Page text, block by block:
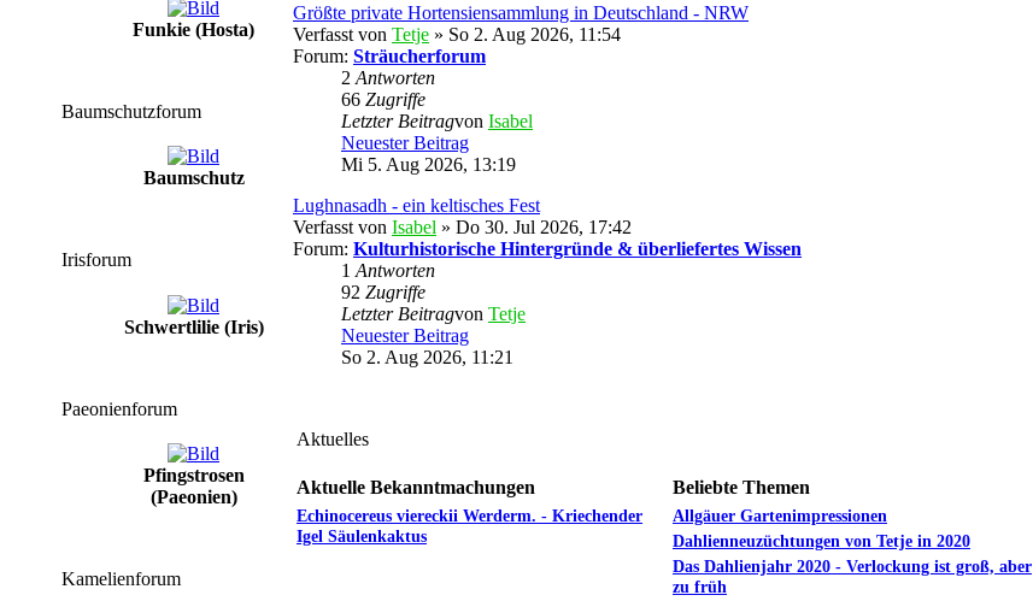
Größte private Hortensiensammlung in Deutschland - NRW
Verfasst von Tetje » So 2. Aug 2026, 11:54
Forum: Sträucherforum
2 Antworten
66 Zugriffe
Letzter Beitragvon Isabel
Neuester Beitrag
Mi 5. Aug 2026, 13:19
Lughnasadh - ein keltisches Fest
Verfasst von Isabel » Do 30. Jul 2026, 17:42
Forum: Kulturhistorische Hintergründe & überliefertes Wissen
1 Antworten
92 Zugriffe
Letzter Beitragvon Tetje
Neuester Beitrag
So 2. Aug 2026, 11:21
Aktuelles
Aktuelle Bekanntmachungen Beliebte Themen
Echinocereus viereckii Werderm. - Kriechender
Igel Säulenkaktus
Allgäuer Gartenimpressionen
Dahlienneuzüchtungen von Tetje in 2020
Das Dahlienjahr 2020 - Verlockung ist groß, aber
zu früh
Funkie (Hosta)
Baumschutzforum
Baumschutz
Irisforum
Schwertlilie (Iris)
Paeonienforum
Pfingstrosen
(Paeonien)
Kamelienforum